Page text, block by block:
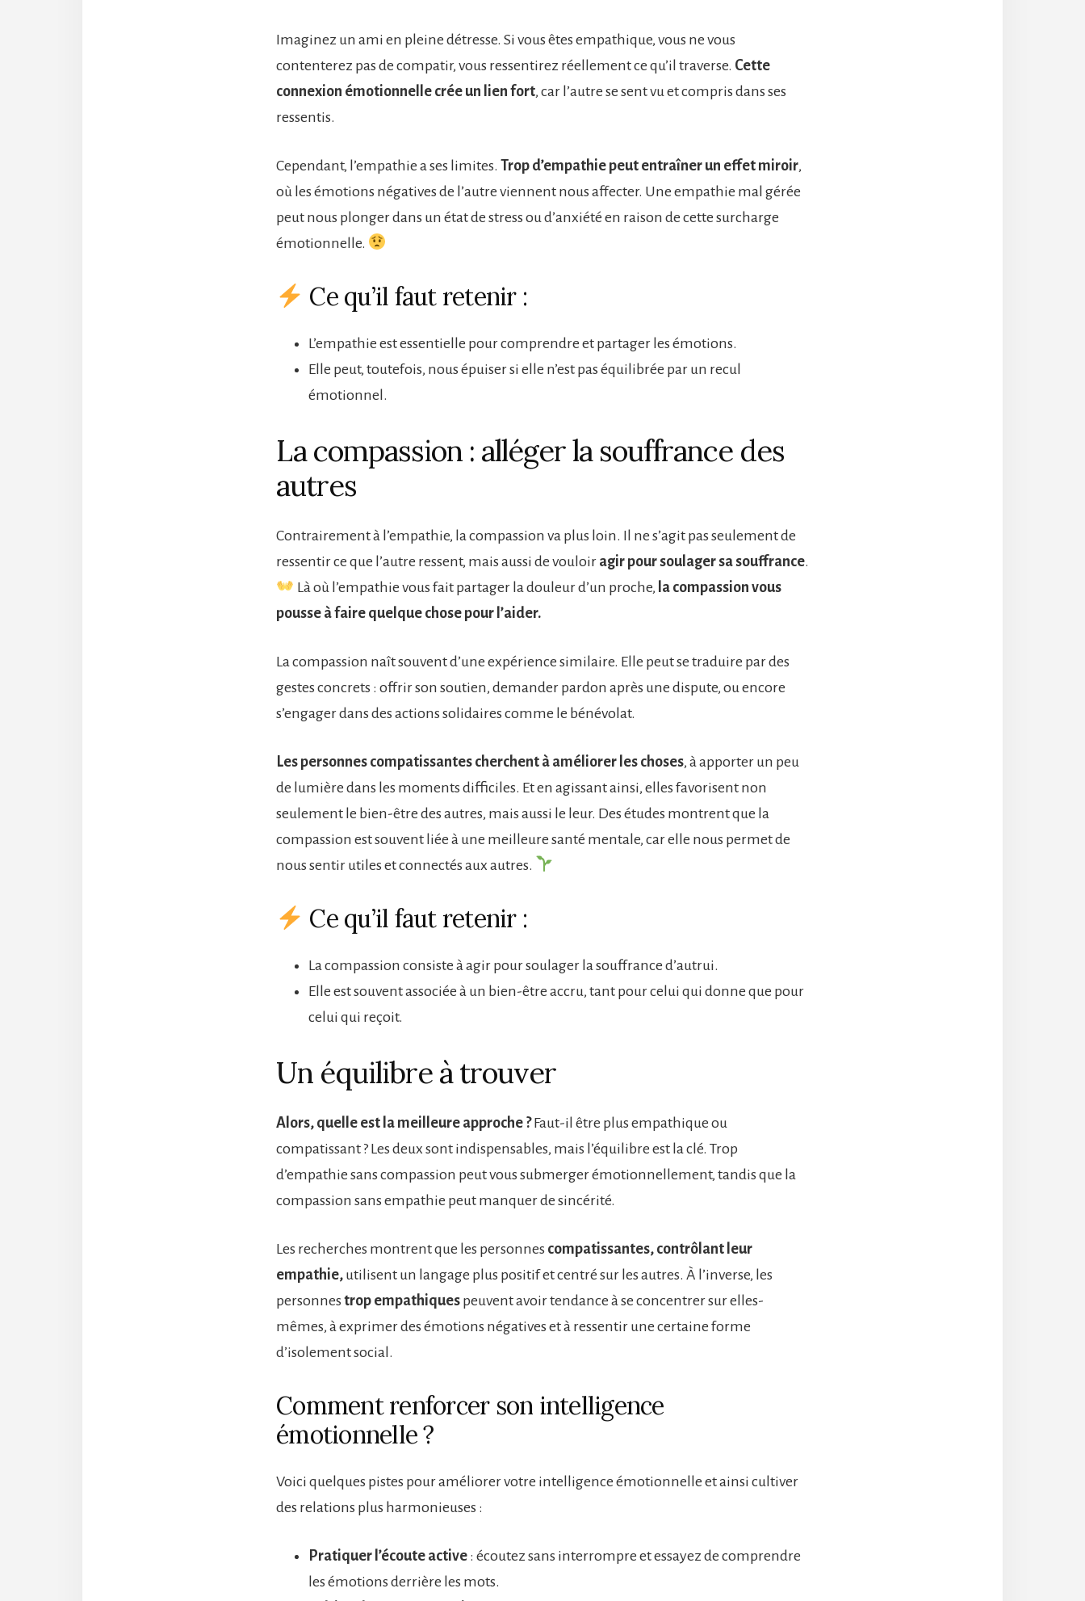
Imaginez un ami en pleine détresse. Si vous êtes empathique, vous ne vous
contenterez pas de compatir, vous ressentirez réellement ce qu’il traverse. Cette
connexion émotionnelle crée un lien fort, car l’autre se sent vu et compris dans ses
ressentis.
Cependant, l’empathie a ses limites. Trop d’empathie peut entraîner un effet miroir,
où les émotions négatives de l’autre viennent nous affecter. Une empathie mal gérée
peut nous plonger dans un état de stress ou d’anxiété en raison de cette surcharge
émotionnelle.
Ce qu’il faut retenir :
L’empathie est essentielle pour comprendre et partager les émotions.
Elle peut, toutefois, nous épuiser si elle n’est pas équilibrée par un recul
émotionnel.
La compassion : alléger la souffrance des
autres
Contrairement à l’empathie, la compassion va plus loin. Il ne s’agit pas seulement de
ressentir ce que l’autre ressent, mais aussi de vouloir agir pour soulager sa souffrance.
Là où l’empathie vous fait partager la douleur d’un proche, la compassion vous
pousse à faire quelque chose pour l’aider.
La compassion naît souvent d’une expérience similaire. Elle peut se traduire par des
gestes concrets : offrir son soutien, demander pardon après une dispute, ou encore
s’engager dans des actions solidaires comme le bénévolat.
Les personnes compatissantes cherchent à améliorer les choses, à apporter un peu
de lumière dans les moments difficiles. Et en agissant ainsi, elles favorisent non
seulement le bien-être des autres, mais aussi le leur. Des études montrent que la
compassion est souvent liée à une meilleure santé mentale, car elle nous permet de
nous sentir utiles et connectés aux autres.
Ce qu’il faut retenir :
La compassion consiste à agir pour soulager la souffrance d’autrui.
Elle est souvent associée à un bien-être accru, tant pour celui qui donne que pour
celui qui reçoit.
Un équilibre à trouver
Alors, quelle est la meilleure approche ?Faut-il être plus empathique ou
compatissant ? Les deux sont indispensables, mais l’équilibre est la clé. Trop
d’empathie sans compassion peut vous submerger émotionnellement, tandis que la
compassion sans empathie peut manquer de sincérité.
Les recherches montrent que les personnes compatissantes, contrôlant leur
empathie, utilisent un langage plus positif et centré sur les autres. À l’inverse, les
personnes trop empathiques peuvent avoir tendance à se concentrer sur elles-
mêmes, à exprimer des émotions négatives et à ressentir une certaine forme
d’isolement social.
Comment renforcer son intelligence
émotionnelle ?
Voici quelques pistes pour améliorer votre intelligence émotionnelle et ainsi cultiver
des relations plus harmonieuses :
Pratiquer l’écoute active : écoutez sans interrompre et essayez de comprendre
les émotions derrière les mots.